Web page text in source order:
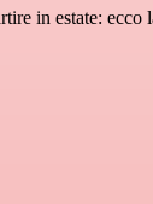
in estate: ecco